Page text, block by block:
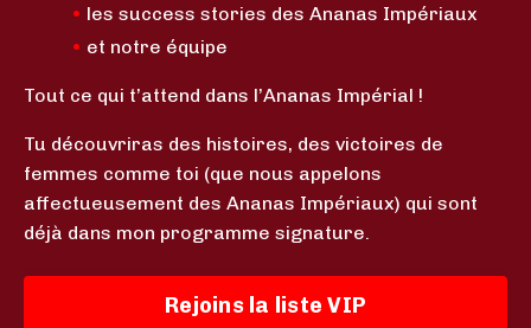
• les success stories des Ananas Impériaux
• et notre équipe
Tout ce qui t’attend dans l’Ananas Impérial !
Tu découvriras des histoires, des victoires de
femmes comme toi (que nous appelons
affectueusement des Ananas Impériaux) qui sont
déjà dans mon programme signature.
Rejoins la liste VIP